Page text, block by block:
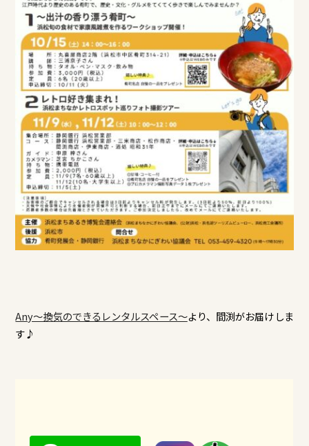
Any～換気のできるレンタルスペース～より、間渕がお届けしま
す♪